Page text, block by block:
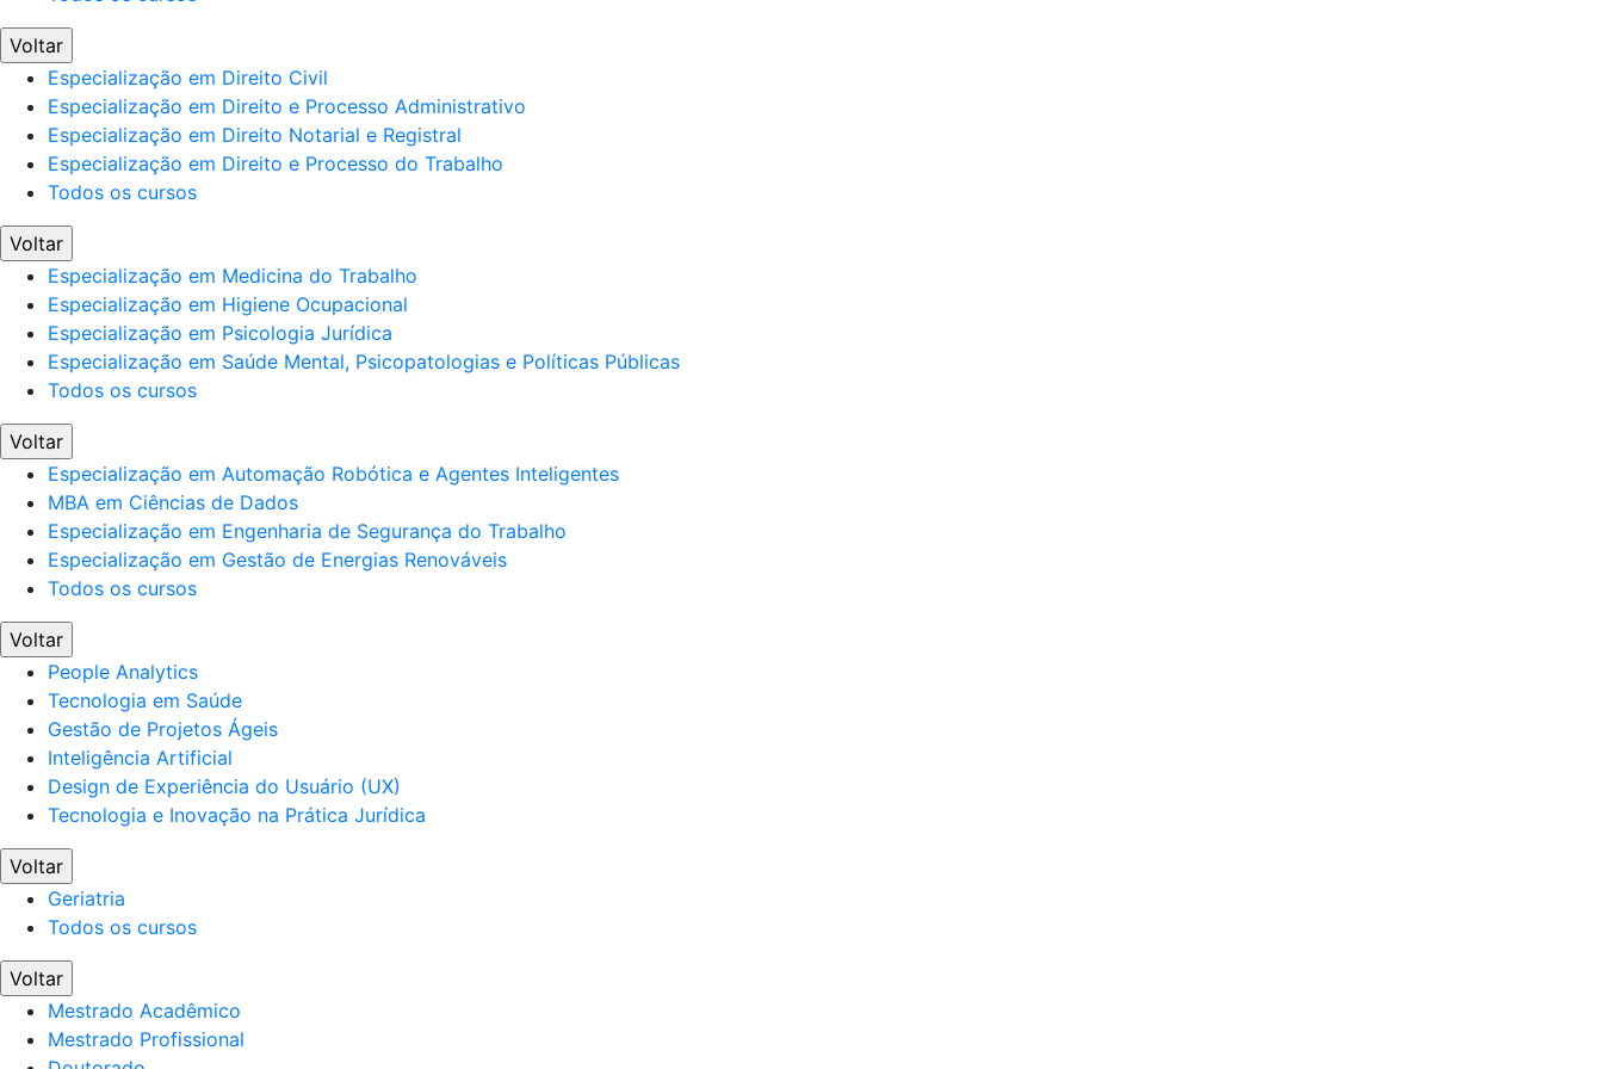
Voltar
Especialização em Direito Civil
Especialização em Direito e Processo Administrativo
Especialização em Direito Notarial e Registral
Especialização em Direito e Processo do Trabalho
Todos os cursos
Voltar
Especialização em Medicina do Trabalho
Especialização em Higiene Ocupacional
Especialização em Psicologia Jurídica
Especialização em Saúde Mental, Psicopatologias e Políticas Públicas
Todos os cursos
Voltar
Especialização em Automação Robótica e Agentes Inteligentes
MBA em Ciências de Dados
Especialização em Engenharia de Segurança do Trabalho
Especialização em Gestão de Energias Renováveis
Todos os cursos
Voltar
People Analytics
Tecnologia em Saúde
Gestão de Projetos Ágeis
Inteligência Artificial
Design de Experiência do Usuário (UX)
Tecnologia e Inovação na Prática Jurídica
Voltar
Geriatria
Todos os cursos
Voltar
Mestrado Acadêmico
Mestrado Profissional